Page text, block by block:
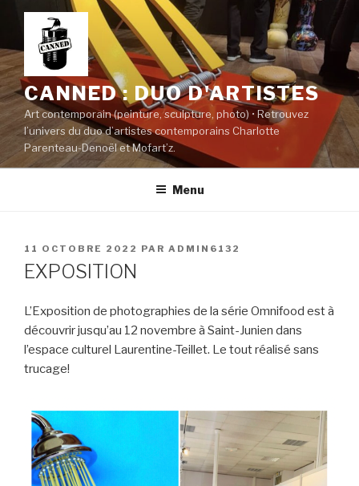
contenu
principal
CANNED : DUO D'ARTISTES
Art contemporain (peinture, sculpture, photo) • Retrouvez
l’univers du duo d’artistes contemporains Charlotte
Parenteau-Denoël et Mofart’z.
Menu
PUBLIÉ
LE
11 OCTOBRE 2022 PAR ADMIN6132
EXPOSITION
L’Exposition de photographies de la série Omnifood est à
découvrir jusqu’au 12 novembre à Saint-Junien dans
l’espace culturel Laurentine-Teillet. Le tout réalisé sans
trucage!